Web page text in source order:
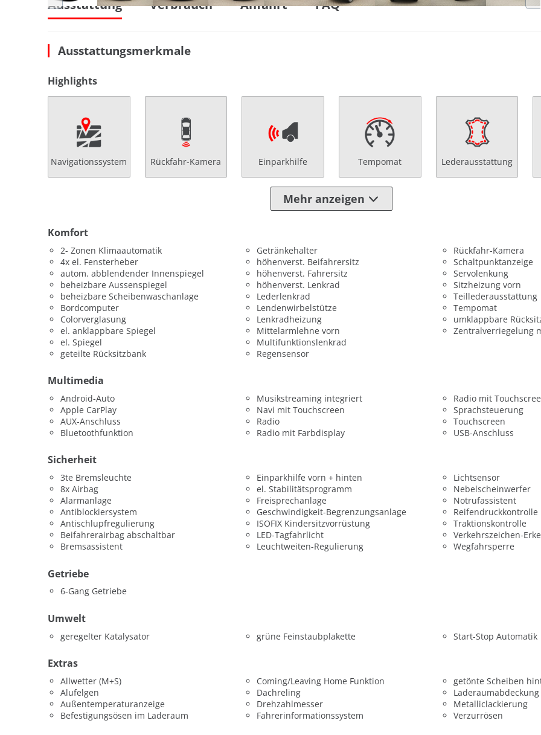
Ausstattung Verbrauch Anfahrt FAQ
Ausstattungsmerkmale
Highlights
Navigationssystem Rückfahr-Kamera Einparkhilfe Tempomat Lederausstattung
Mehr anzeigen
Komfort
2- Zonen Klimaautomatik
4x el. Fensterheber
autom. abblendender Innenspiegel
beheizbare Aussenspiegel
beheizbare Scheibenwaschanlage
Bordcomputer
Colorverglasung
el. anklappbare Spiegel
el. Spiegel
geteilte Rücksitzbank
Getränkehalter
höhenverst. Beifahrersitz
höhenverst. Fahrersitz
höhenverst. Lenkrad
Lederlenkrad
Lendenwirbelstütze
Lenkradheizung
Mittelarmlehne vorn
Multifunktionslenkrad
Regensensor
Rückfahr-Kamera
Schaltpunktanzeige
Servolenkung
Sitzheizung vorn
Teillederausstattung
Tempomat
umklappbare
Zentralverriegelung
Multimedia
Android-Auto
Apple CarPlay
AUX-Anschluss
Bluetoothfunktion
Musikstreaming integriert
Navi mit Touchscreen
Radio
Radio mit Farbdisplay
Radio mit
Sprachsteuerung
Touchscreen
USB-Anschluss
Sicherheit
3te Bremsleuchte
8x Airbag
Alarmanlage
Antiblockiersystem
Antischlupfregulierung
Beifahrerairbag abschaltbar
Bremsassistent
Einparkhilfe vorn + hinten
el. Stabilitätsprogramm
Freisprechanlage
Geschwindigkeit-Begrenzungsanlage
ISOFIX Kindersitzvorrüstung
LED-Tagfahrlicht
Leuchtweiten-Regulierung
Lichtsensor
Nebelscheinwerfer
Notrufassistent
Reifendruckkontrolle
Traktionskontrolle
Verkehrszeichen-
Wegfahrsperre
Getriebe
6-Gang Getriebe
Umwelt
geregelter Katalysator grüne Feinstaubplakette Start-Stop Automatik
Extras
Allwetter (M+S)
Alufelgen
Außentemperaturanzeige
Befestigungsösen im Laderaum
Coming/Leaving Home Funktion
Dachreling
Drehzahlmesser
Fahrerinformationssystem
getönte Scheiben
Laderaumabdeckung
Metalliclackierung
Verzurrösen